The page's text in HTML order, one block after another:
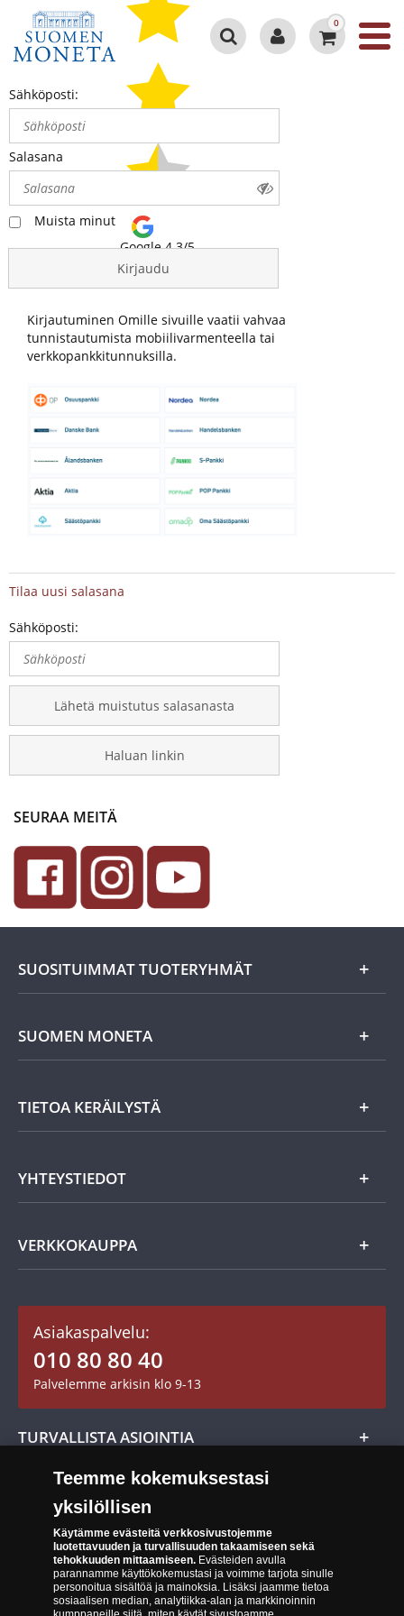
Google 4.3/5
0
Sähköposti:
Salasana
Muista minut
Kirjaudu
Kirjautuminen Omille sivuille vaatii vahvaa
tunnistautumista mobiilivarmenteella tai
verkkopankkitunnuksilla.
Tilaa uusi salasana
Sähköposti:
Lähetä muistutus salasanasta
Haluan linkin
SEURAA MEITÄ
SUOSITUIMMAT TUOTERYHMÄT
Uutuudet
Eurokolikot
Vanhat rahat
Keräilytarvikkeet
Mitalit
SUOMEN MONETA
Töihin Suomen Monetaan?
TIETOA KERÄILYSTÄ
YHTEYSTIEDOT
Asiakaspalvelu
VERKKOKAUPPA
Asiakastili / Omat sivut
Toimitusehdot
Maksutavat
Evästeet Suomen Monetan verkkokaupassa
Saavutettavuusseloste
Asiakaspalvelu:
010 80 80 40
Palvelemme arkisin klo 9-13
TURVALLISTA ASIOINTIA
Turvallinen kumppani
Aitous- ja laatutakuu
14 päivän palautusoikeus
Teemme kokemuksestasi
yksilöllisen
Käytämme evästeitä verkkosivustojemme
luotettavuuden ja turvallisuuden takaamiseen sekä
tehokkuuden mittaamiseen.Evästeiden avulla
parannamme käyttökokemustasi ja voimme tarjota sinulle
personoitua sisältöä ja mainoksia. Lisäksi jaamme tietoa
sosiaalisen median, analytiikka-alan ja markkinoinnin